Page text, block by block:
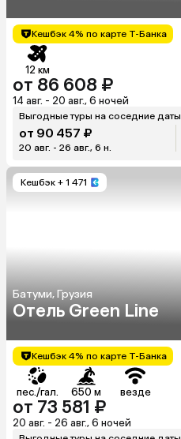
Кешбэк 4% по карте Т-Банка
12 км
от 86 608 ₽
14 авг. - 20 авг., 6 ночей
Выгодные туры на соседние даты
от 90 457 ₽
20 авг. - 26 авг., 6 н.
Кешбэк + 1 471
Батуми, Грузия
Отель Green Line
Кешбэк 4% по карте Т-Банка
пес./гал. 650 м везде
от 73 581 ₽
20 авг. - 26 авг., 6 ночей